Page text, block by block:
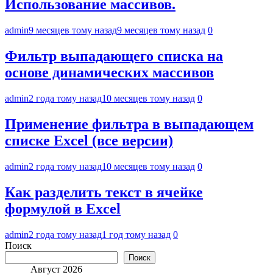
Использование массивов.
admin9 месяцев тому назад9 месяцев тому назад 0
Фильтр выпадающего списка на
основе динамических массивов
admin2 года тому назад10 месяцев тому назад 0
Применение фильтра в выпадающем
списке Excel (все версии)
admin2 года тому назад10 месяцев тому назад 0
Как разделить текст в ячейке
формулой в Excel
admin2 года тому назад1 год тому назад 0
Поиск
Поиск
Август 2026